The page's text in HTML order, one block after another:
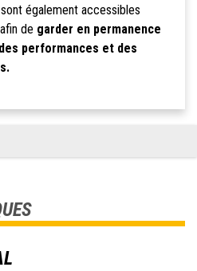
également accessibles
de garder en permanence
performances et des